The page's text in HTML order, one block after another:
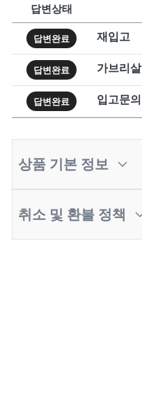
답변상태
답변완료 재입고
답변완료 가브리살
답변완료 입고문의
상품 기본 정보
취소 및 환불 정책